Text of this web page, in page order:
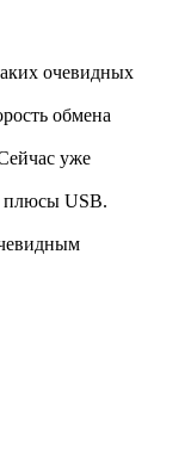
очевидных
обмена
уже
плюсы USB.